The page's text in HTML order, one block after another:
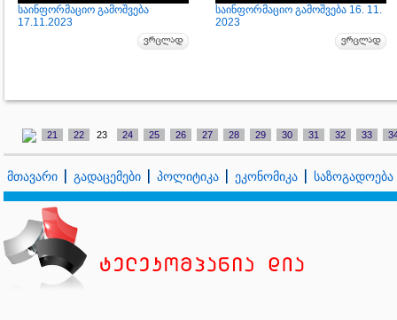
საინფორმაციო გამოშვება
17.11.2023
საინფორმაციო გამოშვება 16. 11.
2023
21 22 23 24 25 26 27 28 29 30 31 32 33
მთავარი გადაცემები პოლიტიკა ეკონომიკა საზოგადოება